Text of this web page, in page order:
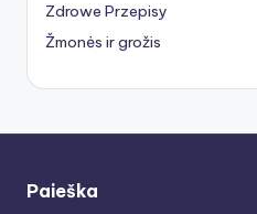
Zdrowe Przepisy
Žmonės ir grožis
Paieška